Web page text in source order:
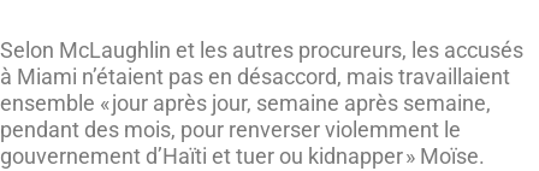
Selon McLaughlin et les autres procureurs, les accusés
à Miami n’étaient pas en désaccord, mais travaillaient
ensemble « jour après jour, semaine après semaine,
pendant des mois, pour renverser violemment le
gouvernement d’Haïti et tuer ou kidnapper » Moïse.